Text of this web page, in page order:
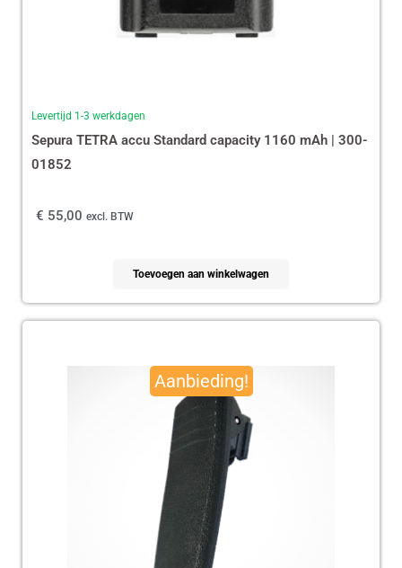
Levertijd 1-3 werkdagen
Sepura TETRA accu Standard capacity 1160 mAh | 300-
01852
€ 55,00 excl. BTW
Toevoegen aan winkelwagen
Aanbieding!